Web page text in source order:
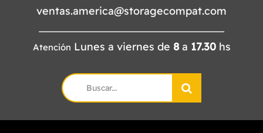
ventas.america@storagecompat.com
Atención Lunes a viernes de 8a 17.30hs
Search
for: